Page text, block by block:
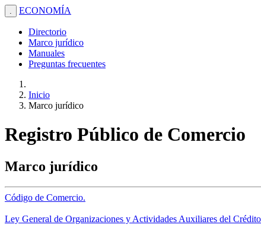
. ECONOMÍA
Directorio
Marco jurídico
Manuales
Preguntas frecuentes
Inicio
Marco jurídico
Registro Público de Comercio
Marco jurídico
Código de Comercio.
Ley General de Organizaciones y Actividades Auxiliares del